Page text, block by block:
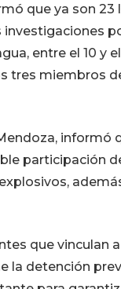
que ya son 23
entre el 10 y
tres miembros
informó
participación
que vinculan
la detención